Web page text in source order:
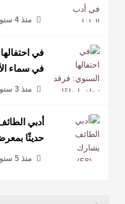
منذ 4 سنوات
في
في سماء
منذ 3 سنوات
حديثًا
منذ 5 سنوات